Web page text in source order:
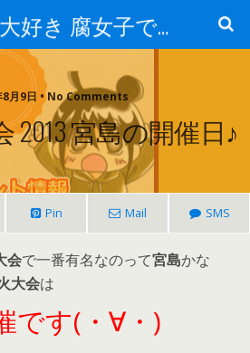
お絵かき大好き 腐女子でゲーマーのおかしな生活
8月9日 • No Comments
2013 宮島の開催日♪
Pin Mail SMS
会で一番有名なのって宮島かな
大会は
です(・∀・)